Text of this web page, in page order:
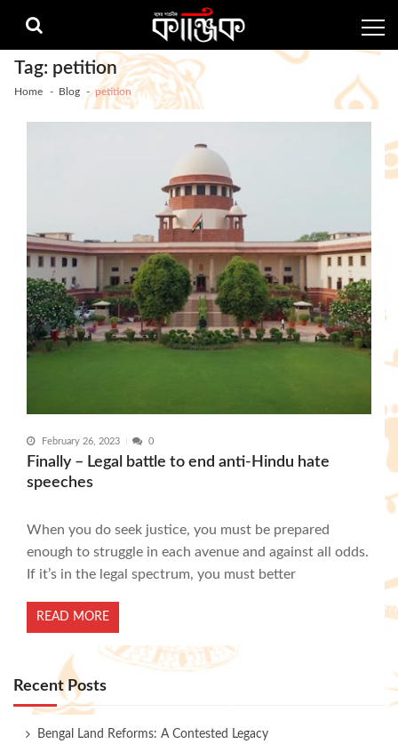
navigation
content
Tag: petition
Home Blog petition
February 26, 2023 0
Finally – Legal battle to end anti-Hindu hate
speeches
When you do seek justice, you must be prepared
enough to struggle in each avenue and against all odds.
If it’s in the legal spectrum, you must better
READ MORE
Recent Posts
Bengal Land Reforms: A Contested Legacy